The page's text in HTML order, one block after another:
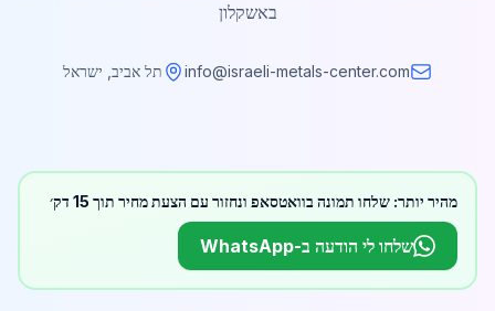
באשקלון
info@israeli-metals-center.com תל אביב, ישראל
מהיר יותר: שלחו תמונה בוואטסאפ ונחזור עם הצעת מחיר תוך 15 דק׳
שלחו לי הודעה ב-WhatsApp